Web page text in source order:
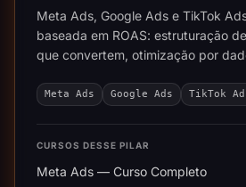
Meta Ads, Google Ads e TikTok
baseada em ROAS: estruturação
que convertem, otimização por
Meta Ads Google Ads TikTok
CURSOS DESSE PILAR
Meta Ads — Curso Completo